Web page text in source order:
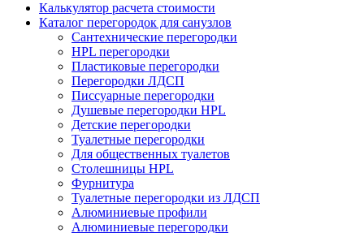
Калькулятор расчета стоимости
Каталог перегородок для санузлов
Сантехнические перегородки
HPL перегородки
Пластиковые перегородки
Перегородки ЛДСП
Писсуарные перегородки
Душевые перегородки HPL
Детские перегородки
Туалетные перегородки
Для общественных туалетов
Столешницы HPL
Фурнитура
Туалетные перегородки из ЛДСП
Алюминиевые профили
Алюминиевые перегородки